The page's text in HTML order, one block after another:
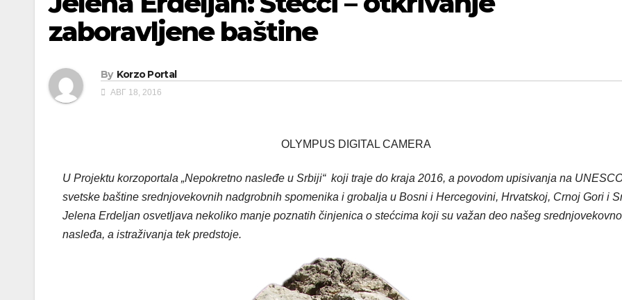
zaboravljene baštine
By Korzo Portal
АВГ 18, 2016
OLYMPUS DIGITAL CAMERA
U Projektu korzoportala „Nepokretno nasleđe u Srbiji“ koji traje do kraja 2016, a povodom upisivanja na
svetske baštine srednjovekovnih nadgrobnih spomenika i grobalja u Bosni i Hercegovini, Hrvatskoj, Crnoj Gori i
Jelena Erdeljan osvetljava nekoliko manje poznatih činjenica o stećcima koji su važan deo našeg
nasleđa, a istraživanja tek predstoje.